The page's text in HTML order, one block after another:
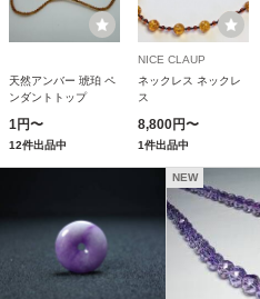
天然アンバー 琥珀 ペ
ンダントトップ
1円〜
12件出品中
NICE CLAUP
ネックレス ネックレ
ス
8,800円〜
1件出品中
NEW